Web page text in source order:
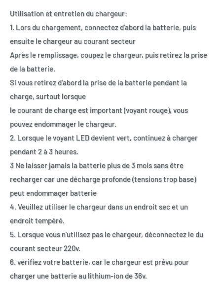
Utilisation et entretien du chargeur:
1. Lors du chargement, connectez d'abord la batterie, puis
ensuite le chargeur au courant secteur
Après le remplissage, coupez le chargeur, puis retirez la prise
de la batterie.
Si vous retirez d'abord la prise de la batterie pendant la
charge, surtout lorsque
le courant de charge est important (voyant rouge), vous
pouvez endommager le chargeur.
2. Lorsque le voyant LED devient vert, continuez à charger
pendant 2 à 3 heures.
3 Ne laisser jamais la batterie plus de 3 mois sans être
recharger car une décharge profonde (tensions trop base)
peut endommager batterie
4. Veuillez utiliser le chargeur dans un endroit sec et un
endroit tempéré.
5. Lorsque vous n'utilisez pas le chargeur, déconnectez le du
courant secteur 220v.
6. vérifiez votre batterie, car le chargeur est prévu pour
charger une batterie au lithium-ion de 36v.